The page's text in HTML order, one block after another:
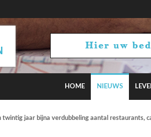
HOME NIEUWS
twintig jaar bijna verdubbeling aantal restaurants,